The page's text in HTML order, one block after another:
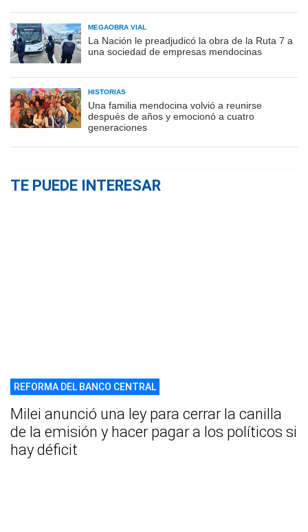
MEGAOBRA VIAL
La Nación le preadjudicó la obra de la Ruta 7 a
una sociedad de empresas mendocinas
HISTORIAS
Una familia mendocina volvió a reunirse
después de años y emocionó a cuatro
generaciones
TE PUEDE INTERESAR
REFORMA DEL BANCO CENTRAL
Milei anunció una ley para cerrar la canilla
de la emisión y hacer pagar a los políticos si
hay déficit